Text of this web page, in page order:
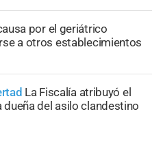
por el geriátrico
a otros establecimientos
La Fiscalía atribuyó el
del asilo clandestino